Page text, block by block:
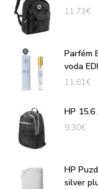
11,73€
Parfém
voda
11,81€
HP
9,30€
HP
silver